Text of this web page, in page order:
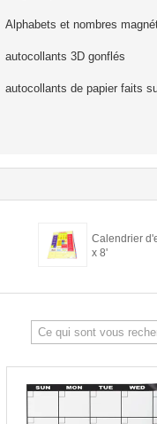
Alphabets et nombres
autocollants 3D gonflés
autocollants de papier faits
Calendrier
x 8'